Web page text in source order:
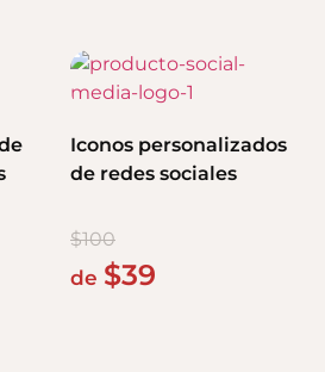
Iconos personalizados
de redes sociales
$100
de $39